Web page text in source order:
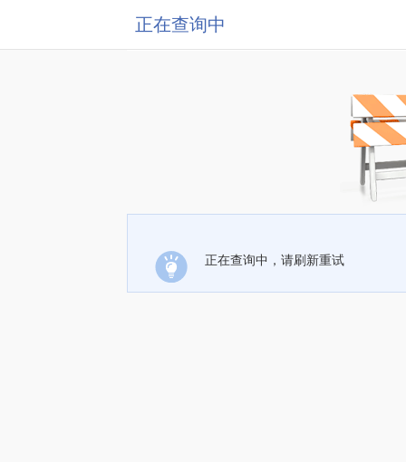
正在查询中
正在查询中，请刷新重试